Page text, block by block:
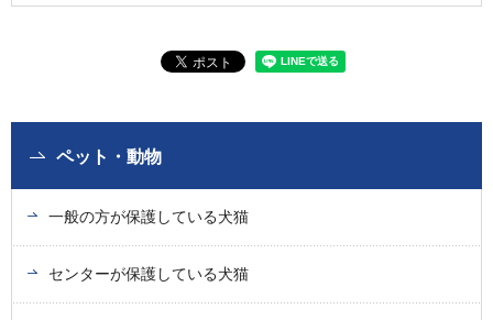
ペット・動物
一般の方が保護している犬猫
センターが保護している犬猫